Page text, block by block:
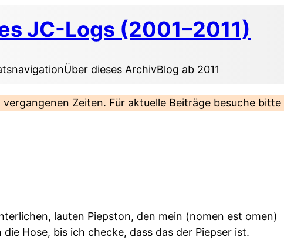
JC-Logs (2001–2011)
Über dieses ArchivBlog ab 2011
Zeiten. Für aktuelle Beiträge besuche bitte
lauten Piepston, den mein (nomen est omen)
Hose, bis ich checke, dass das der Piepser ist.